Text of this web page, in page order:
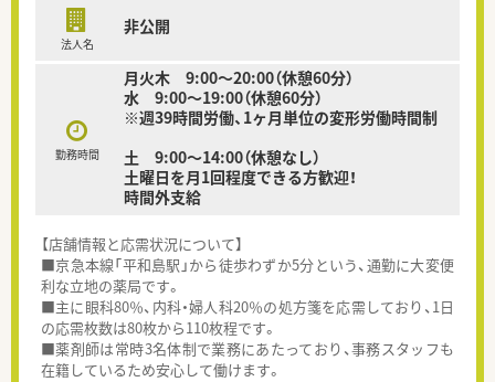
法人名
非公開
勤務時間
月火木 9:00～20:00（休憩60分）
水 9:00～19:00（休憩60分）
※週39時間労働、1ヶ月単位の変形労働時間制
土 9:00～14:00（休憩なし）
土曜日を月1回程度できる方歓迎！
時間外支給
【店舗情報と応需状況について】
■京急本線「平和島駅」から徒歩わずか5分という、通勤に大変便
利な立地の薬局です。
■主に眼科80％、内科・婦人科20％の処方箋を応需しており、1日
の応需枚数は80枚から110枚程です。
■薬剤師は常時3名体制で業務にあたっており、事務スタッフも
在籍しているため安心して働けます。